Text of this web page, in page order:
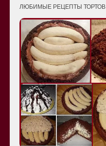
ЛЮБИМЫЕ РЕЦЕПТЫ ТОРТОВ